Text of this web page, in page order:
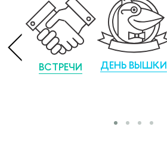
ВСТРЕЧИ ДЕНЬ ВЫШКИ